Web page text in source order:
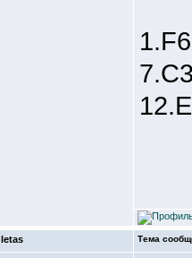
letas Тема